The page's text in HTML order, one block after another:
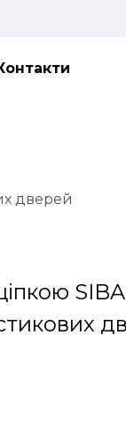
дверей